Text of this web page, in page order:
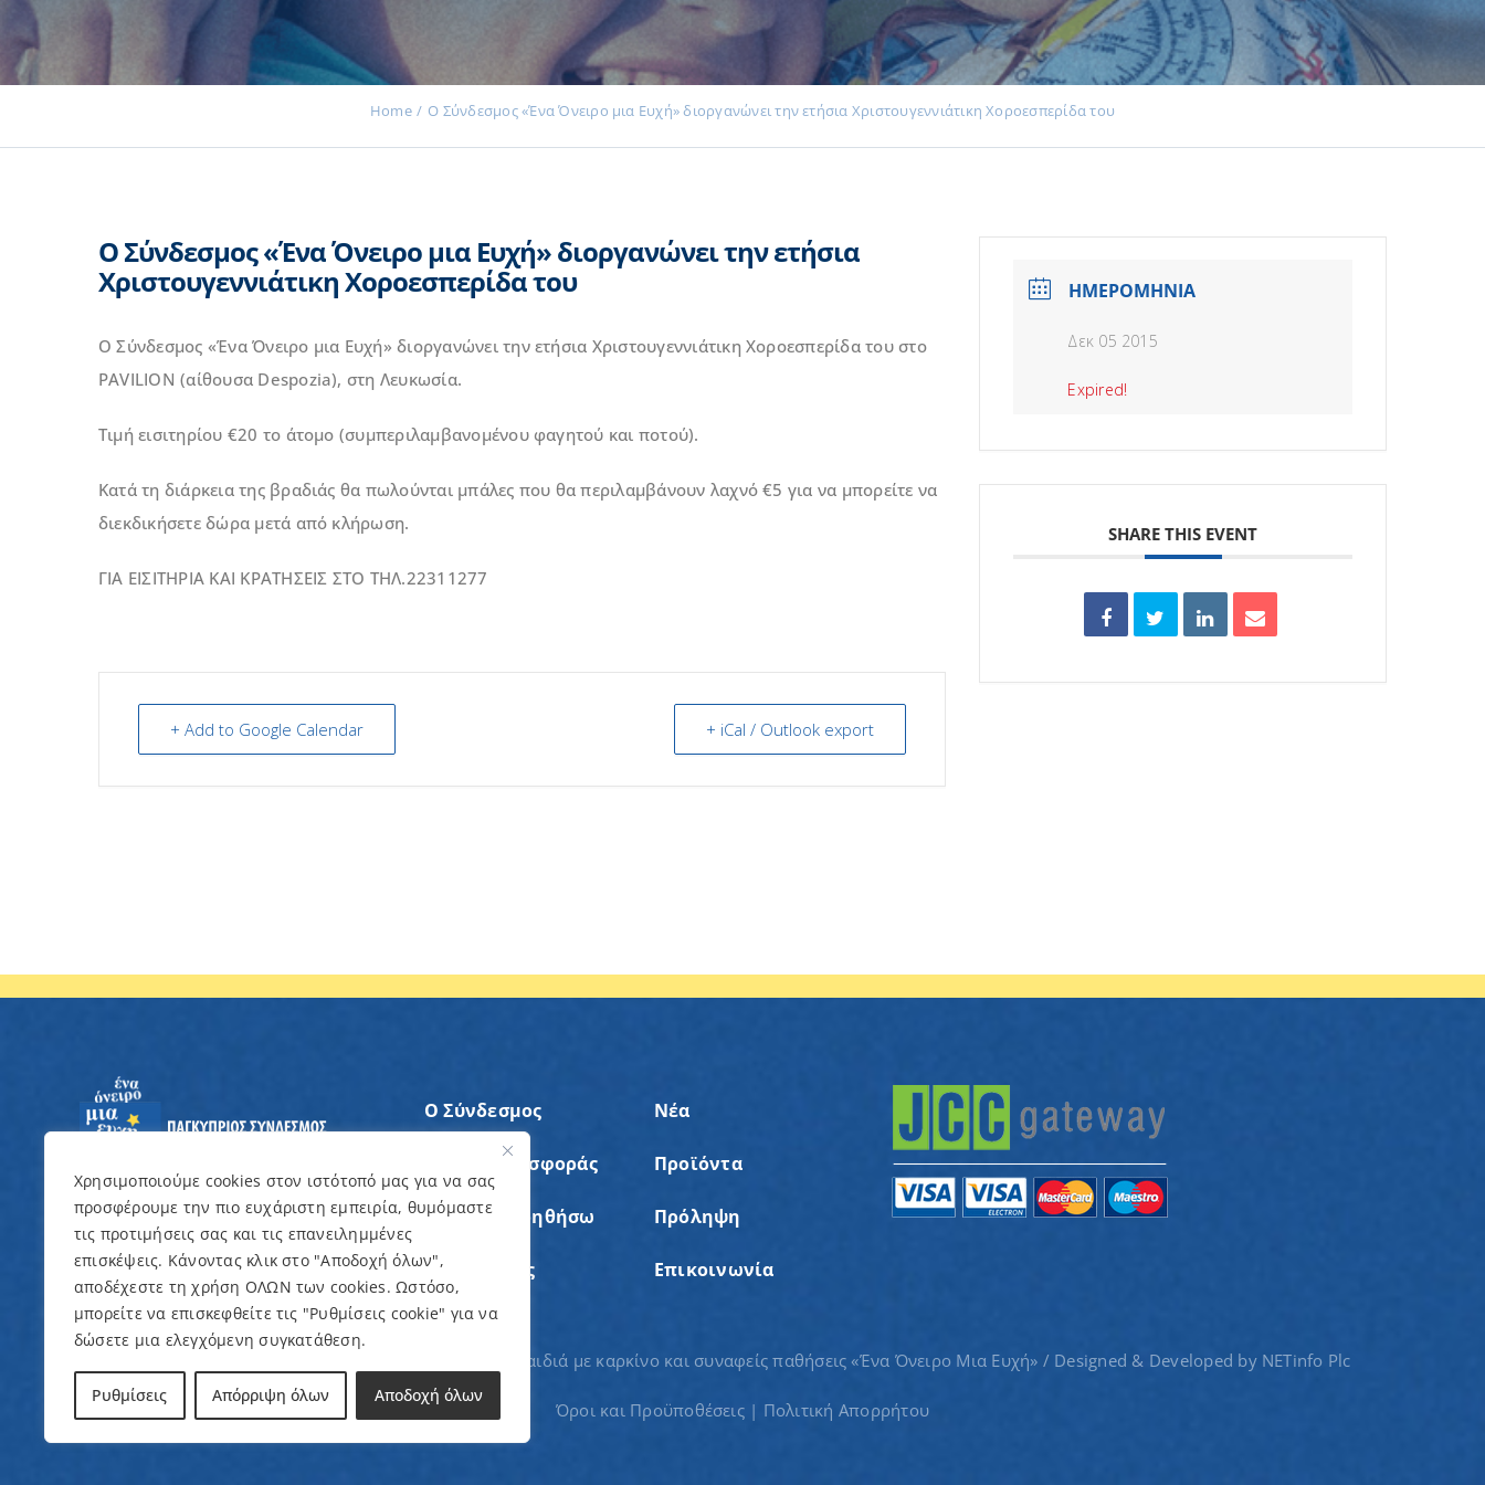
Χρησιμοποιούμε cookies στον ιστότοπό μας για να σας
προσφέρουμε την πιο ευχάριστη εμπειρία, θυμόμαστε
τις προτιμήσεις σας και τις επανειλημμένες
επισκέψεις. Κάνοντας κλικ στο "Αποδοχή όλων",
αποδέχεστε τη χρήση ΟΛΩΝ των cookies. Ωστόσο,
μπορείτε να επισκεφθείτε τις "Ρυθμίσεις cookie" για να
δώσετε μια ελεγχόμενη συγκατάθεση.
Ρυθμίσεις Απόρριψη όλων Αποδοχή όλων
Home Ο Σύνδεσμος «Ένα Όνειρο μια Ευχή» διοργανώνει την ετήσια Χριστουγεννιάτικη Χοροεσπερίδα του
Ο Σύνδεσμος «Ένα Όνειρο μια Ευχή» διοργανώνει την ετήσια
Χριστουγεννιάτικη Χοροεσπερίδα του
Ο Σύνδεσμος «Ένα Όνειρο μια Ευχή» διοργανώνει την ετήσια Χριστουγεννιάτικη Χοροεσπερίδα του στο
PAVILION (αίθουσα Despozia), στη Λευκωσία.
Τιμή εισιτηρίου €20 το άτομο (συμπεριλαμβανομένου φαγητού και ποτού).
Κατά τη διάρκεια της βραδιάς θα πωλούνται μπάλες που θα περιλαμβάνουν λαχνό €5 για να μπορείτε να
διεκδικήσετε δώρα μετά από κλήρωση.
ΓΙΑ ΕΙΣΙΤΗΡΙΑ ΚΑΙ ΚΡΑΤΗΣΕΙΣ ΣΤΟ ΤΗΛ.22311277
+ Add to Google Calendar + iCal / Outlook export
ΗΜΕΡΟΜΗΝΙΑ
Δεκ 05 2015
Expired!
SHARE THIS EVENT
Ο Σύνδεσμος
Άξονες Προσφοράς
Θέλω να Βοηθήσω
Εκδηλώσεις
Νέα
Προϊόντα
Πρόληψη
Επικοινωνία
© Copyright 2022 – Παγκύπριος Σύνδεσμος για παιδιά με καρκίνο και συναφείς παθήσεις «Ένα Όνειρο Μια Ευχή» / Designed & Developed by NETinfo Plc
Όροι και Προϋποθέσεις| Πολιτική Απορρήτου